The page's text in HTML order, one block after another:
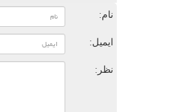
نام:
ایمیل:
نظر: